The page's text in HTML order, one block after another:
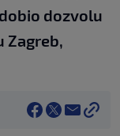
dozvolu
Zagreb,